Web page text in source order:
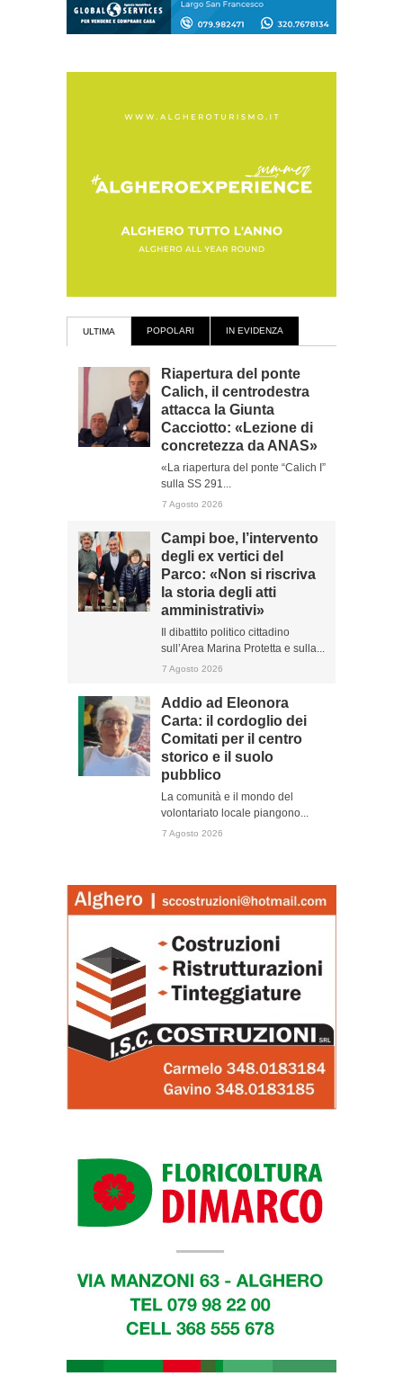
ULTIMA POPOLARI IN EVIDENZA
Riapertura del ponte
Calich, il centrodestra
attacca la Giunta
Cacciotto: «Lezione di
concretezza da ANAS»
«La riapertura del ponte “Calich I”
sulla SS 291...
7 Agosto 2026
Campi boe, l’intervento
degli ex vertici del
Parco: «Non si riscriva
la storia degli atti
amministrativi»
Il dibattito politico cittadino
sull’Area Marina Protetta e sulla...
7 Agosto 2026
Addio ad Eleonora
Carta: il cordoglio dei
Comitati per il centro
storico e il suolo
pubblico
La comunità e il mondo del
volontariato locale piangono...
7 Agosto 2026